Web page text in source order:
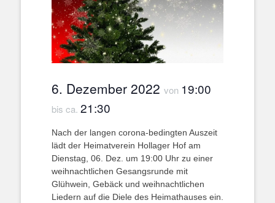
6. Dezember 2022 von 19:00
bis ca. 21:30
Nach der langen corona-bedingten Auszeit
lädt der Heimatverein Hollager Hof am
Dienstag, 06. Dez. um 19:00 Uhr zu einer
weihnachtlichen Gesangsrunde mit
Glühwein, Gebäck und weihnachtlichen
Liedern auf die Diele des Heimathauses ein.